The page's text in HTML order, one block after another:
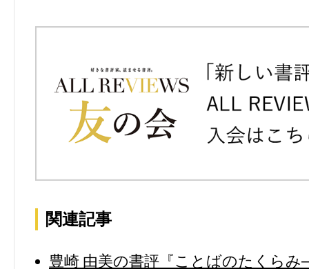
関連記事
豊崎 由美の書評『ことばのたくら